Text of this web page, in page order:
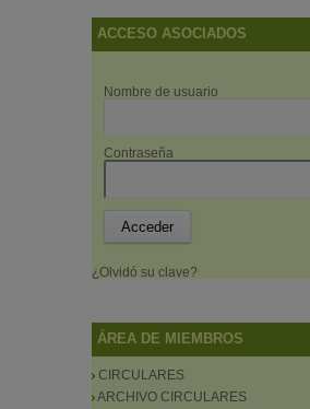
ACCESO ASOCIADOS
Nombre de usuario
Contraseña
¿Olvidó su clave?
ÁREA DE MIEMBROS
CIRCULARES
ARCHIVO CIRCULARES